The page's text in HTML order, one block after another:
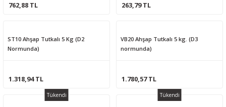
762,88 TL 263,79 TL
ST10 Ahşap Tutkalı 5 Kg (D2
Normunda)
1.318,94 TL
VB20 Ahşap Tutkalı 5 kg. (D3
normunda)
1.780,57 TL
Tükendi Tükendi